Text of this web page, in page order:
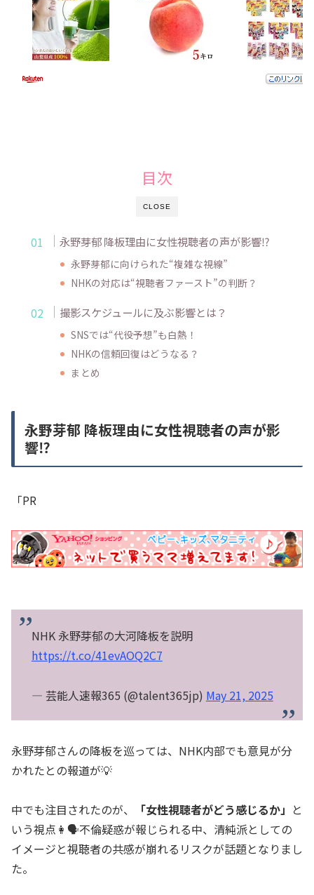
CLOSE
目次
永野芽郁 降板理由に女性視聴者の声が影響⁉
永野芽郁に向けられた“複雑な視線”
NHKの対応は“視聴者ファースト”の判断？
撮影スケジュールに及ぶ影響とは？
SNSでは“代役予想”も白熱！
NHKの信頼回復はどうなる？
まとめ
永野芽郁 降板理由に女性視聴者の声が影
響⁉
「PR
NHK 永野芽郁の大河降板を説明
https://t.co/41evAOQ2C7
— 芸能人速報365 (@talent365jp) May 21, 2025
永野芽郁さんの降板を巡っては、NHK内部でも意見が分
かれたとの報道が💡
中でも注目されたのが、 「女性視聴者がどう感じるか」 と
いう視点👩🗣️不倫疑惑が報じられる中、清純派としての
イメージと視聴者の共感が崩れるリスクが話題となりまし
た。